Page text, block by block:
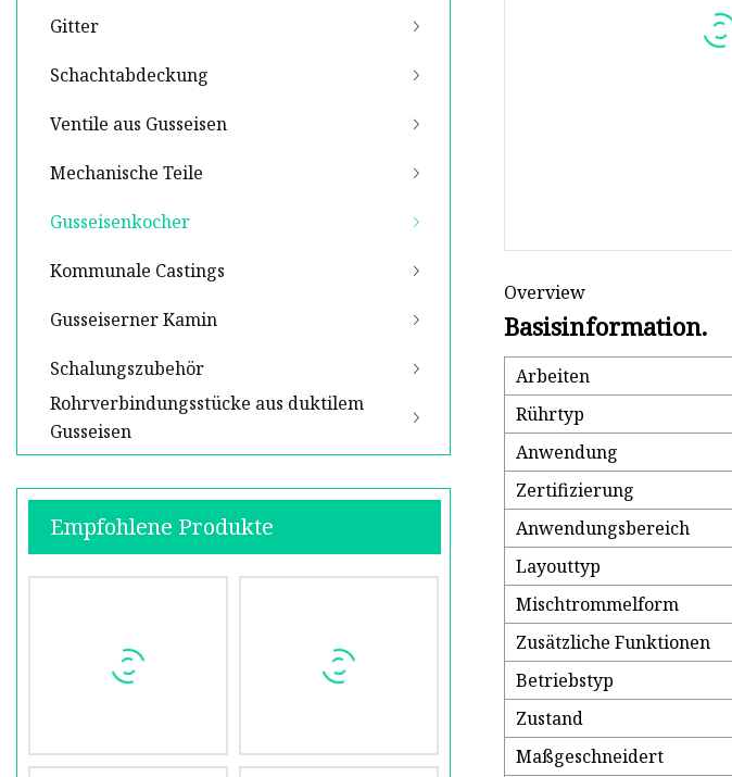
Gitter
Schachtabdeckung
Ventile aus Gusseisen
Mechanische Teile
Gusseisenkocher
Kommunale Castings
Gusseiserner Kamin
Schalungszubehör
Rohrverbindungsstücke aus duktilem
Gusseisen
Empfohlene Produkte
Overview
Basisinformation.
Arbeiten
Rührtyp
Anwendung
Zertifizierung
Anwendungsbereich
Layouttyp
Mischtrommelform
Zusätzliche Funktionen
Betriebstyp
Zustand
Maßgeschneidert